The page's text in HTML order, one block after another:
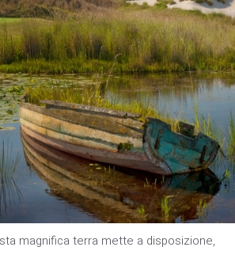
magnifica terra mette a disposizione,